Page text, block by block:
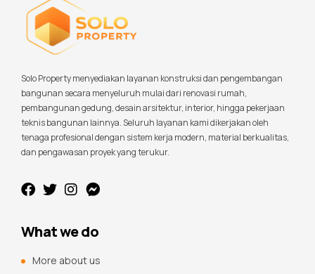
Solo Property menyediakan layanan konstruksi dan pengembangan
bangunan secara menyeluruh mulai dari renovasi rumah,
pembangunan gedung, desain arsitektur, interior, hingga pekerjaan
teknis bangunan lainnya. Seluruh layanan kami dikerjakan oleh
tenaga profesional dengan sistem kerja modern, material berkualitas,
dan pengawasan proyek yang terukur.
What we do
More about us